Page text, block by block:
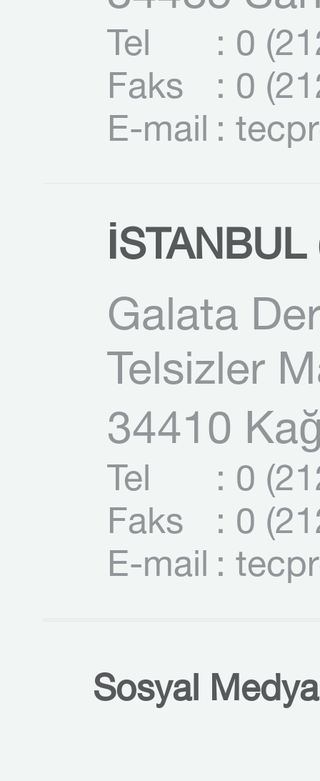
Tel
: 0
Faks
: 0
E-mail :
Galata
Telsizler
34410
Tel
: 0
Faks
: 0
E-mail :
Sosyal